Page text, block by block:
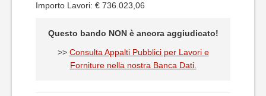
Importo Lavori: € 736.023,06
Questo bando NON è ancora aggiudicato!
>> Consulta Appalti Pubblici per Lavori e
Forniture nella nostra Banca Dati.